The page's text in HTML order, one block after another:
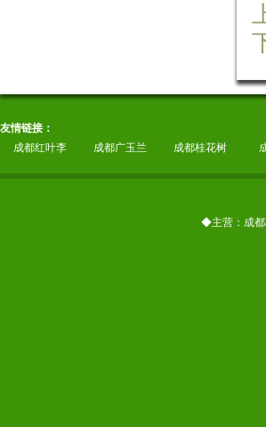
友情链接：
成都红叶李
成都广玉兰 成都桂花树
◆主营：成都